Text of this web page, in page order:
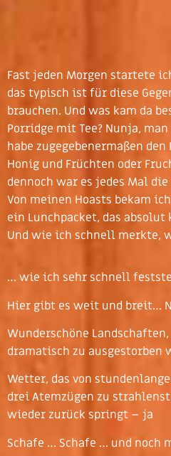
Fast jeden Morgen startete
das typisch ist für diese
brauchen. Und was kam da
Porridge mit Tee? Nunja,
habe zugegebenermaßen
Honig und Früchten oder
dennoch war es jedes Mal
Von meinen Hoasts bekam
ein Lunchpacket, das
Und wie ich schnell merkte,
… wie ich sehr schnell
Hier gibt es weit und breit…
Wunderschöne
dramatisch zu ausgestorben
Wetter, das von
drei Atemzügen zu
wieder zurück springt – ja
Schafe … Schafe … und noch